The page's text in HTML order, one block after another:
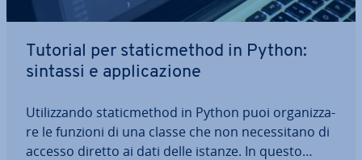
Tutorial per sta­tic­me­thod in Python:
sintassi e ap­pli­ca­zio­ne
Uti­liz­zan­do sta­tic­me­thod in Python puoi or­ga­niz­za­
re le funzioni di una classe che non ne­ces­si­ta­no di
accesso diretto ai dati delle istanze. In questo